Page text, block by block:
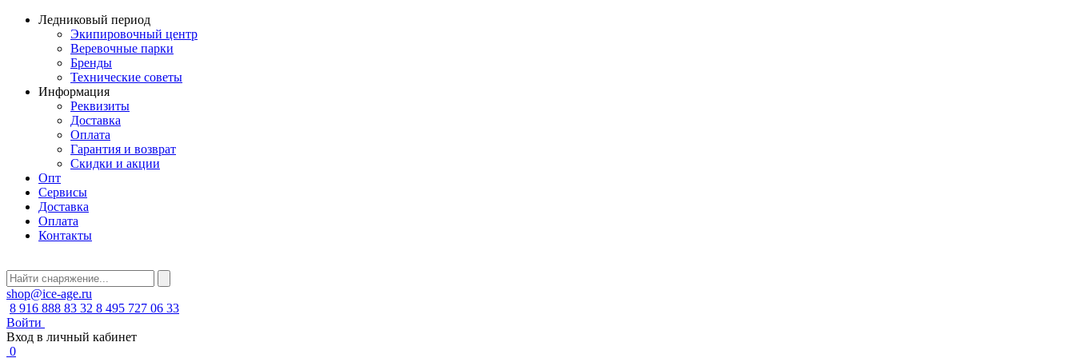
Ледниковый период
Экипировочный центр
Веревочные парки
Бренды
Технические советы
Информация
Реквизиты
Доставка
Оплата
Гарантия и возврат
Скидки и акции
Опт
Сервисы
Доставка
Оплата
Контакты
shop@ice-age.ru
8 916 888 83 32 8 495 727 06 33
Войти
Вход в личный кабинет
0